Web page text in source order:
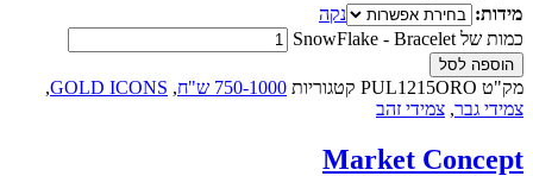
מידות:
נקה
כמות של SnowFlake - Bracelet
הוספה לסל
מק"ט PUL1215ORO קטגוריות 750-1000 ש"ח ,
GOLD ICONS
,
צמידי גבר, צמידי זהב
Market Concept